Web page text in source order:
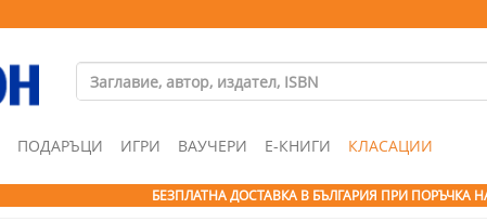
ПОДАРЪЦИ ИГРИ ВАУЧЕРИ Е-КНИГИ КЛАСАЦИИ
БЕЗПЛАТНА ДОСТАВКА В БЪЛГАРИЯ ПРИ ПОРЪЧКА